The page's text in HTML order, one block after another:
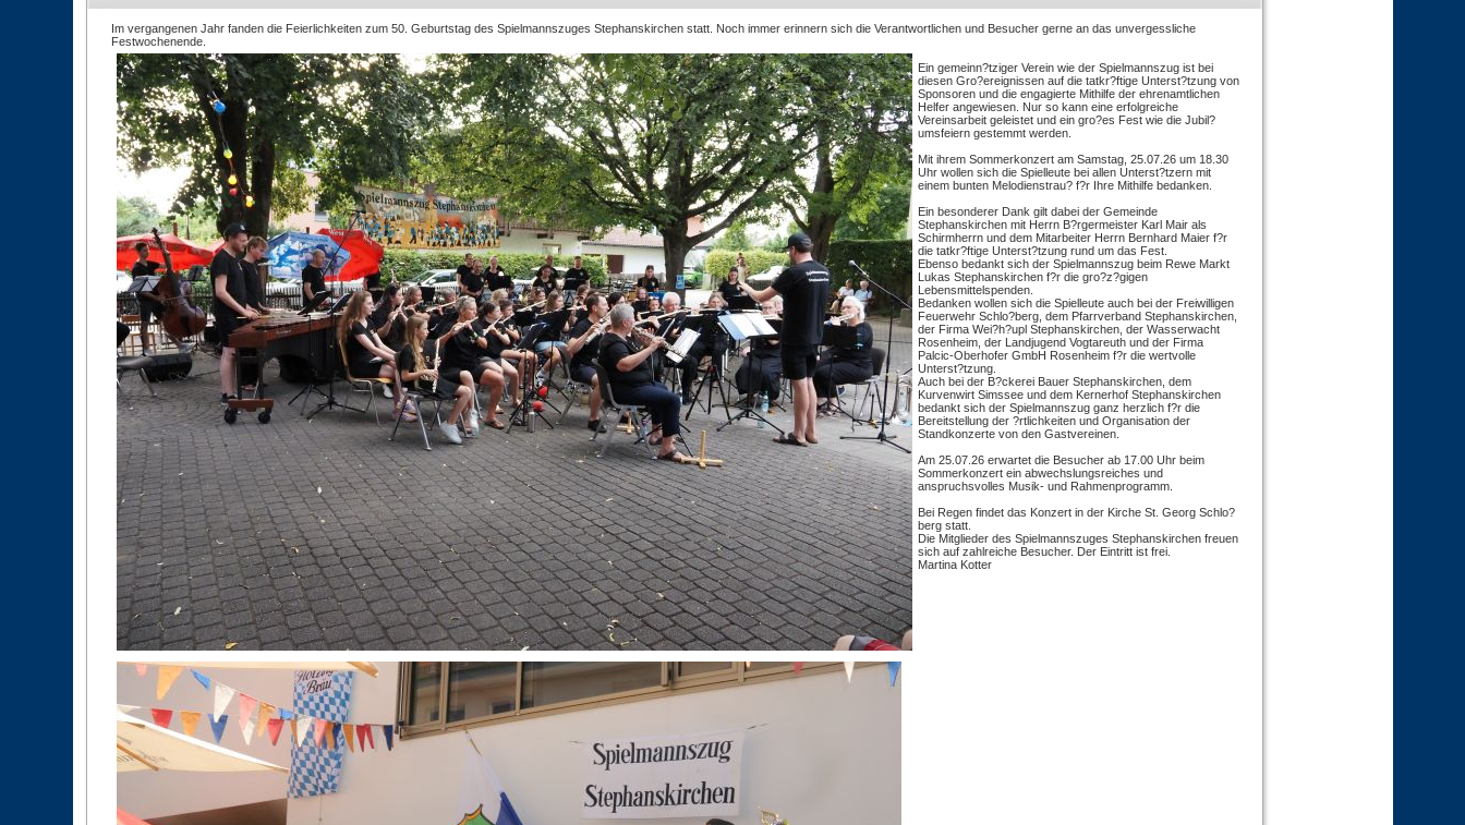
Im vergangenen Jahr fanden die Feierlichkeiten zum 50. Geburtstag des Spielmannszuges Stephanskirchen statt. Noch immer erinnern sich die Verantwortlichen und Besucher gerne an das unvergessliche
Festwochenende.
Ein gemeinn?tziger Verein wie der Spielmannszug ist bei
diesen Gro?ereignissen auf die tatkr?ftige Unterst?tzung von
Sponsoren und die engagierte Mithilfe der ehrenamtlichen
Helfer angewiesen. Nur so kann eine erfolgreiche
Vereinsarbeit geleistet und ein gro?es Fest wie die Jubil?
umsfeiern gestemmt werden.
Mit ihrem Sommerkonzert am Samstag, 25.07.26 um 18.30
Uhr wollen sich die Spielleute bei allen Unterst?tzern mit
einem bunten Melodienstrau? f?r Ihre Mithilfe bedanken.
Ein besonderer Dank gilt dabei der Gemeinde
Stephanskirchen mit Herrn B?rgermeister Karl Mair als
Schirmherrn und dem Mitarbeiter Herrn Bernhard Maier f?r
die tatkr?ftige Unterst?tzung rund um das Fest.
Ebenso bedankt sich der Spielmannszug beim Rewe Markt
Lukas Stephanskirchen f?r die gro?z?gigen
Lebensmittelspenden.
Bedanken wollen sich die Spielleute auch bei der Freiwilligen
Feuerwehr Schlo?berg, dem Pfarrverband Stephanskirchen,
der Firma Wei?h?upl Stephanskirchen, der Wasserwacht
Rosenheim, der Landjugend Vogtareuth und der Firma
Palcic-Oberhofer GmbH Rosenheim f?r die wertvolle
Unterst?tzung.
Auch bei der B?ckerei Bauer Stephanskirchen, dem
Kurvenwirt Simssee und dem Kernerhof Stephanskirchen
bedankt sich der Spielmannszug ganz herzlich f?r die
Bereitstellung der ?rtlichkeiten und Organisation der
Standkonzerte von den Gastvereinen.
Am 25.07.26 erwartet die Besucher ab 17.00 Uhr beim
Sommerkonzert ein abwechslungsreiches und
anspruchsvolles Musik- und Rahmenprogramm.
Bei Regen findet das Konzert in der Kirche St. Georg Schlo?
berg statt.
Die Mitglieder des Spielmannszuges Stephanskirchen freuen
sich auf zahlreiche Besucher. Der Eintritt ist frei.
Martina Kotter